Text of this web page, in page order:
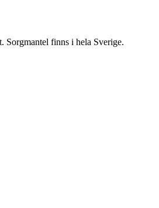
Sorgmantel finns i hela Sverige.